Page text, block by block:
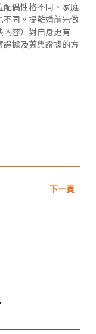
配偶性格不同、家庭
同。提離婚前先做
容）對自身更有
據及蒐集證據的方
下一頁